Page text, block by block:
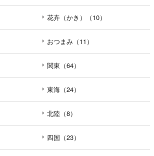
花卉（かき）（10）
おつまみ（11）
関東（64）
東海（24）
北陸（8）
四国（23）